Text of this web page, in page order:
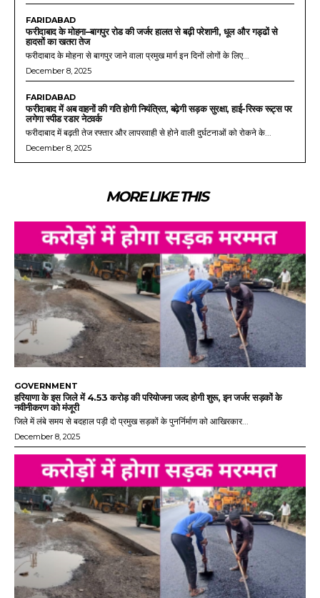
FARIDABAD
फरीदाबाद के मोहना–बागपुर रोड की जर्जर हालत से बढ़ी परेशानी, धूल और गड्ढों से
हादसों का खतरा तेज
फरीदाबाद के मोहना से बागपुर जाने वाला प्रमुख मार्ग इन दिनों लोगों के लिए...
December 8, 2025
FARIDABAD
फरीदाबाद में अब वाहनों की गति होगी नियंत्रित, बढ़ेगी सड़क सुरक्षा, हाई-रिस्क रूट्स पर
लगेगा स्पीड रडार नेटवर्क
फरीदाबाद में बढ़ती तेज रफ्तार और लापरवाही से होने वाली दुर्घटनाओं को रोकने के...
December 8, 2025
MORE LIKE THIS
GOVERNMENT
हरियाणा के इस जिले में 4.53 करोड़ की परियोजना जल्द होगी शुरू, इन जर्जर सड़कों के
नवीनीकरण को मंजूरी
जिले में लंबे समय से बदहाल पड़ी दो प्रमुख सड़कों के पुनर्निर्माण को आखिरकार...
December 8, 2025